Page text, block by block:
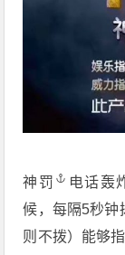
神罚 电话轰
候，每隔5秒钟
则不拨）能够